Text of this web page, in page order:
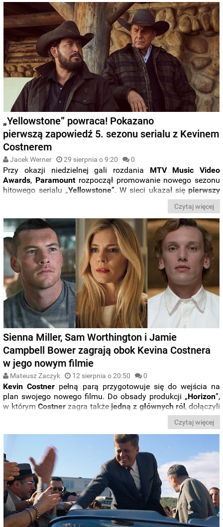
„Yellowstone” powraca! Pokazano
pierwszą zapowiedź 5. sezonu serialu z Kevinem
Costnerem
Jacek Werner 29 sierpnia o 9:20 0
Przy okazji niedzielnej gali rozdania MTV Music Video
Awards, Paramountrozpoczął promowanie nowego sezonu
hitowego serialu „Yellowstone”. W sieci ukazał siępierwszy
następnych odcinków tej produkcji. Zapowiada on
Czytaj więcej
Sienna Miller, Sam Worthington i Jamie
Campbell Bower zagrają obok Kevina Costnera
w jego nowym filmie
Mateusz Zaczyk 12 sierpnia o 20:50 0
Kevin Costner pełną parą przygotowuje się do wejścia na
plan swojego nowego filmu. Do obsady produkcji „Horizon”,
w którym Costnerzagra także jedną z głównych ról, dołączyli
(„Anatomia skandalu”),Sam
Jamie Campbell Bower, którego
mogliśmy niedawno oglądać w serialu „Stranger Things”.
Czytaj więcej